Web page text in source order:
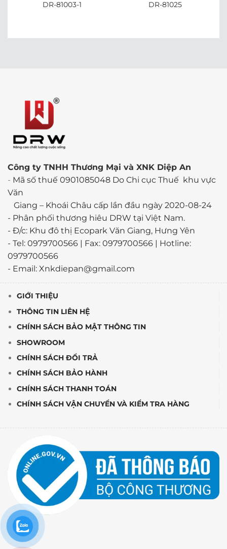
DR-81003-1 DR-81025
Công ty TNHH Thương Mại và XNK Diệp An
- Mã số thuế 0901085048 Do Chi cục Thuế khu vực
Văn
Giang – Khoái Châu cấp lần đầu ngày 2020-08-24
- Phân phối thương hiêu DRW tại Việt Nam.
- Đ/c: Khu đô thị Ecopark Văn Giang, Hưng Yên
- Tel: 0979700566 | Fax: 0979700566 | Hotline:
0979700566
- Email: Xnkdiepan@gmail.com
GIỚI THIỆU
THÔNG TIN LIÊN HỆ
CHÍNH SÁCH BẢO MẬT THÔNG TIN
SHOWROOM
CHÍNH SÁCH ĐỔI TRẢ
CHÍNH SÁCH BẢO HÀNH
CHÍNH SÁCH THANH TOÁN
CHÍNH SÁCH VẬN CHUYỂN VÀ KIỂM TRA HÀNG